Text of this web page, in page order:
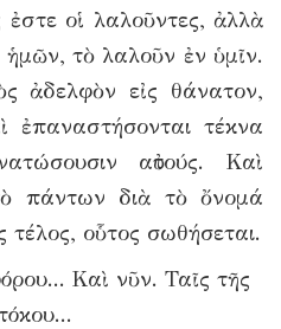
ἐστε οἱ λαλοῦντες, ἀλλὰ
τὸ λαλοῦν ἐν ὑμῖν.
ἀδελφὸν εἰς θάνατον,
ἐπαναστήσονται τέκνα
αὐτούς. Καὶ
πάντων διὰ τὸ ὄνομά
τέλος, οὗτος σωθήσεται.
Καὶ νῦν. Ταῖς τῆς